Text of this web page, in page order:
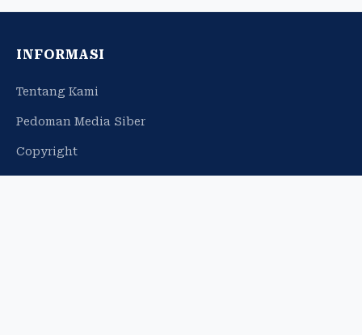
INFORMASI
Tentang Kami
Pedoman Media Siber
Copyright